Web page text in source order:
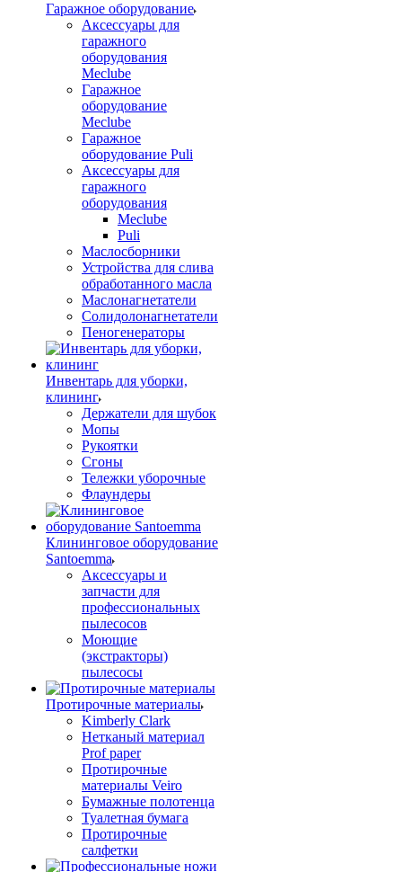
Гаражное оборудование
Аксессуары для
гаражного
оборудования
Meclube
Гаражное
оборудование
Meclube
Гаражное
оборудование Puli
Аксессуары для
гаражного
оборудования
Meclube
Puli
Маслосборники
Устройства для слива
обработанного масла
Маслонагнетатели
Солидолонагнетатели
Пеногенераторы
Инвентарь для уборки,
клининг
Держатели для шубок
Мопы
Рукоятки
Сгоны
Тележки уборочные
Флаундеры
Клининговое оборудование
Santoemma
Аксессуары и
запчасти для
профессиональных
пылесосов
Моющие
(экстракторы)
пылесосы
Протирочные материалы
Kimberly Clark
Нетканый материал
Prof paper
Протирочные
материалы Veiro
Бумажные полотенца
Туалетная бумага
Протирочные
салфетки